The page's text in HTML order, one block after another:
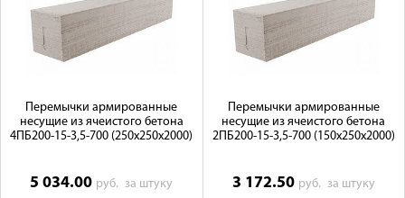
Перемычки армированные
несущие из ячеистого бетона
4ПБ200-15-3,5-700 (250х250х2000)
5 034.00 руб.за штуку
Перемычки армированные
несущие из ячеистого бетона
2ПБ200-15-3,5-700 (150х250х2000)
3 172.50 руб. за штуку